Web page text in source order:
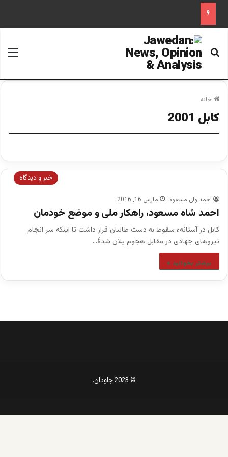
جستجو برای
خانه
کابل 2001
خبر و دیدگاه
احمد ولی مسعود مارس 16, 2016
احمد شاه مسعود، راهکار ملی و موضع خودمان
کابل در آستانهء سقوط به دست طالبان قرار داشت تا اینکه سر انجام
نیروهای جهادی در مقابل هجوم پلان شدۀ…
بیشتر بخوانید »
© 2023 جاودان.